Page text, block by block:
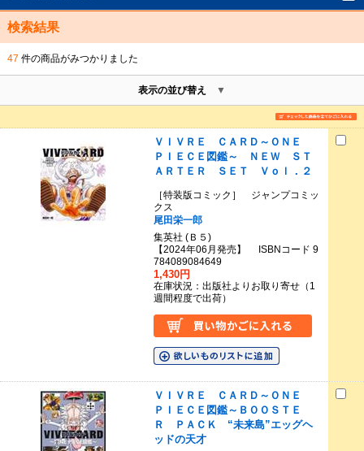
検索結果
47 件の商品がみつかりました
表示の並び替え
ＶＩＶＲＥ ＣＡＲＤ～ＯＮＥ
ＰＩＥＣＥ図鑑～ ＮＥＷ ＳＴ
ＡＲＴＥＲ ＳＥＴ Ｖｏｌ．２
［特装版コミック］ ジャンプコミッ
クス
尾田栄一郎
集英社 (Ｂ５)
【2024年06月発売】 ISBNコード 9
784089084649
1,430円
在庫状況：出版社よりお取り寄せ（1
週間程度で出荷）
ＶＩＶＲＥ ＣＡＲＤ～ＯＮＥ
ＰＩＥＣＥ図鑑～ＢＯＯＳＴＥ
Ｒ ＰＡＣＫ “未来島”エッグヘ
ッドの天才